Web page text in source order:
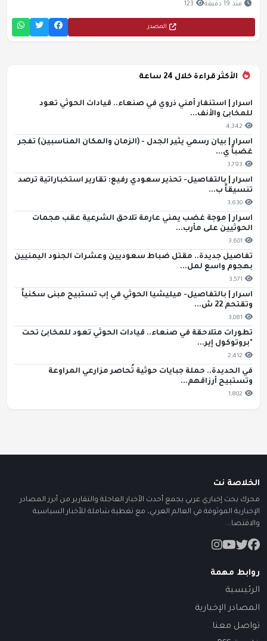
منذ 19 دقيقة 123
المصدر
الأكثر قراءة خلال 24 ساعة
اسرار | استنفار أمني ذروي في صنعاء.. قيادات الحوثي تعود
للمخابئ والأنف...
4,342
اسرار | بيان رسمي يثير الجدل - (الزمان والمكان المناسبين) تفجر
غضباً ي...
3,793
اسرار | بالتفاصيل- تحذير سعودي رفيع: تقارير استخباراتية ترصد
تنسيقاً ب...
3,630
اسرار | موجة غضب يمني عارمة تلاحق الشرعية عقب هجمات
الحوثيين على مأرب...
3,601
تفاصيل جديدة.. مقتل ضباط سعوديين وعشرات الجنود اليمنيين
بهجوم واسع لمل...
3,571
اسرار | بالتفاصيل- ميليشيا الحوثي في إب تستبيح مبنى سكنياً
وتقتحم 22 ش...
3,081
تطورات متلاحقة في صنعاء.. قيادات الحوثي تعود للمخابئ تحت
"بروتوكول إير...
2,412
في الحديدة.. حملة جبايات حوثية تُحاصر مزارعي المراوعة
وتستبيح أرزاقهم...
1,802
الخلاصة نت
محرك بحث إخباري عربي يجمع أحدث الأخبار العاجلة والتقارير من أبرز المصادر
الإخبارية الموثوقة في العالم العربي، مع تغطية شاملة للأخبار السياسية
والاقتصا...
روابط مهمة
الرئيسية
المصادر الإخبارية
تواصل معنا